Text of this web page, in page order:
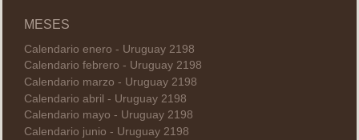
MESES
Calendario enero - Uruguay 2198
Calendario febrero - Uruguay 2198
Calendario marzo - Uruguay 2198
Calendario abril - Uruguay 2198
Calendario mayo - Uruguay 2198
Calendario junio - Uruguay 2198